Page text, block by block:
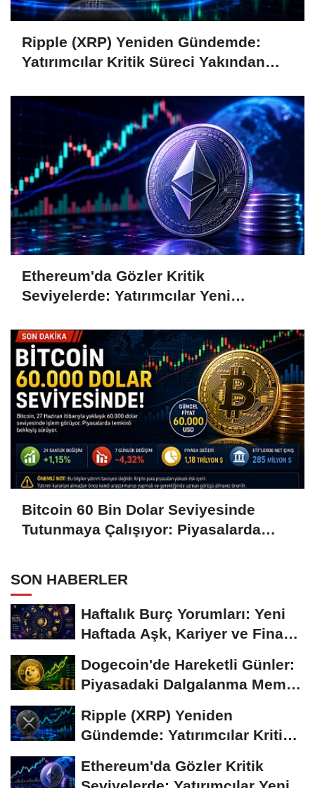
Ripple (XRP) Yeniden Gündemde:
Yatırımcılar Kritik Süreci Yakından
Ethereum'da Gözler Kritik
Seviyelerde: Yatırımcılar Yeni
Bitcoin 60 Bin Dolar Seviyesinde
Tutunmaya Çalışıyor: Piyasalarda
SON HABERLER
Haftalık Burç Yorumları: Yeni
Haftada Aşk, Kariyer ve Finans
Dogecoin'de Hareketli Günler:
Piyasadaki Dalgalanma Meme
Ripple (XRP) Yeniden
Gündemde: Yatırımcılar Kritik
Ethereum'da Gözler Kritik